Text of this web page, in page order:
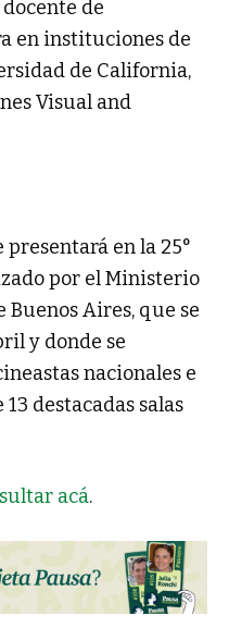
de
en instituciones de
de California,
Visual and
presentará en la 25°
por el Ministerio
Buenos Aires, que se
y donde se
nacionales e
destacadas salas
acá.